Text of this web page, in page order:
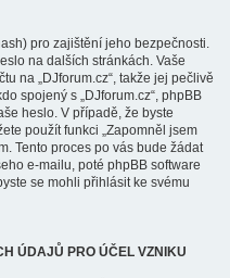
pro zajištění jeho bezpečnosti.
na dalších stránkách. Vaše
na „DJforum.cz“, takže jej pečlivě
spojený s „DJforum.cz“, phpBB
heslo. V případě, že byste
použít funkci „Zapomněl jsem
Tento proces po vás bude žádat
e-mailu, poté phpBB software
se mohli přihlásit ke svému
ÚDAJŮ PRO ÚČEL VZNIKU